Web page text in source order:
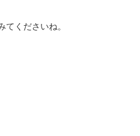
くださいね。